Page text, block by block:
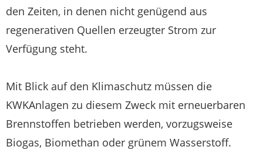
den Zeiten, in denen nicht genügend aus
regenerativen Quellen erzeugter Strom zur
Verfügung steht.
Mit Blick auf den Klimaschutz müssen die
KWKAnlagen zu diesem Zweck mit erneuerbaren
Brennstoffen betrieben werden, vorzugsweise
Biogas, Biomethan oder grünem Wasserstoff.